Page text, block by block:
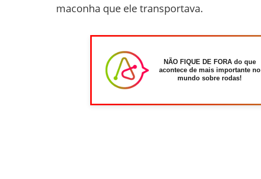
maconha que ele transportava.
NÃO FIQUE DE FORA do que
acontece de mais importante no
mundo sobre rodas!